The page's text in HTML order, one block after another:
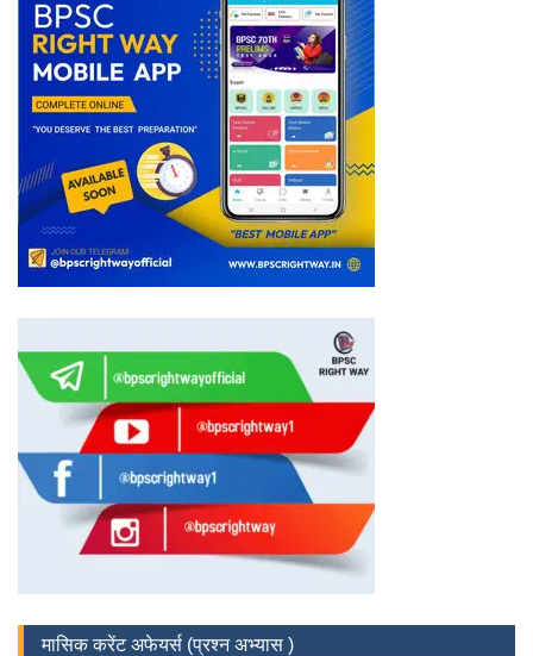
मासिक करेंट अफेयर्स (प्रश्न अभ्यास )